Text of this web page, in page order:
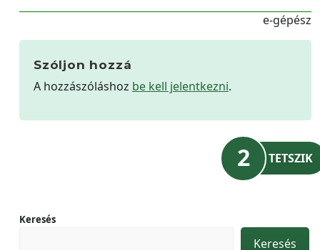
e-gépész
Szóljon hozzá
A hozzászóláshoz be kell jelentkezni.
2 TETSZIK
Keresés
Keresés